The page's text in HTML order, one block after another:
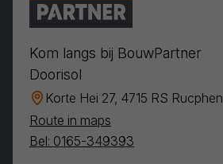
Kom langs bij BouwPartner
Doorisol
Korte Hei 27, 4715 RS Rucphen
Route in maps
Bel: 0165-349393